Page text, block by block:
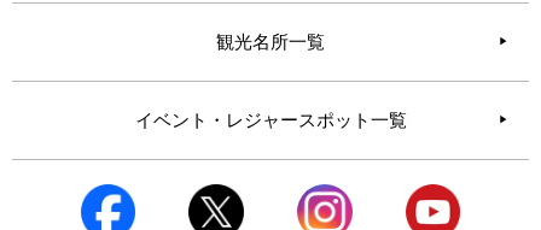
観光名所一覧
イベント・レジャースポット一覧